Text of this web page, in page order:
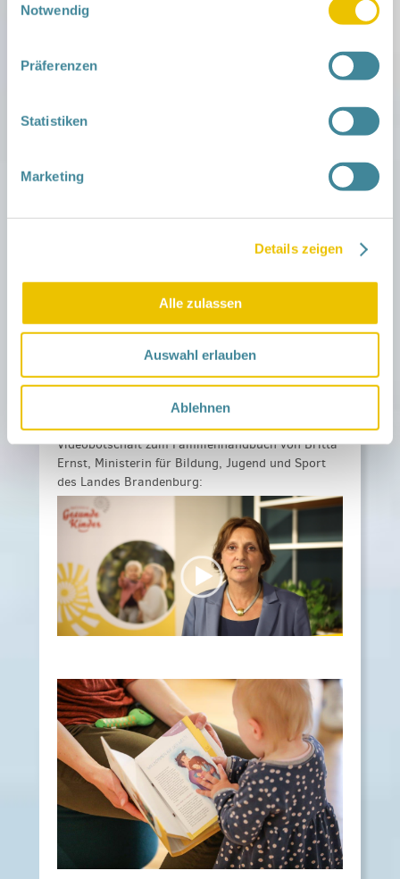
Notwendig
Präferenzen
Statistiken
Marketing
Details zeigen
Alle zulassen
Auswahl erlauben
Ablehnen
Videobotschaft zum Familienhandbuch von Britta
Ernst, Ministerin für Bildung, Jugend und Sport
des Landes Brandenburg: